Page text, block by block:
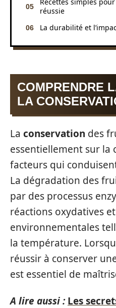
réussie
La durabilité et
COMPRENDRE
LA
La conservation des
essentiellement sur la
facteurs qui
La dégradation des
par des processus
réactions oxydatives
environnementales
la température.
réussir à conserver
est essentiel de
A lire aussi : Les